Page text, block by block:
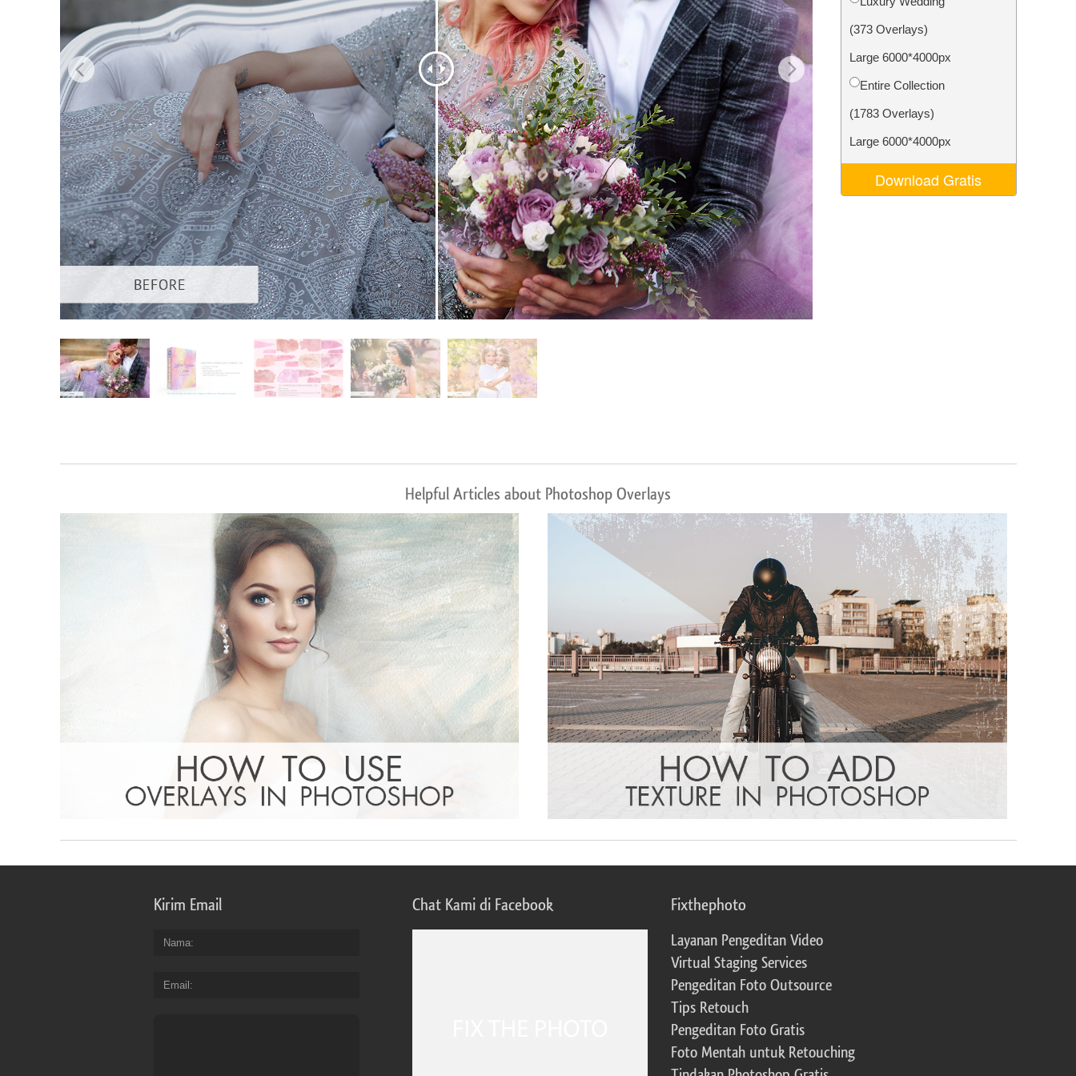
Layanan Perbaikan Produk Layanan Retouching Perhiasan Data Pelatihan AI Video Editing Services
(373 Overlays)
Large 6000*4000px
Entire Collection
(1783 Overlays)
Large 6000*4000px
Download Gratis
Helpful Articles about Photoshop Overlays
Kirim Email
Nama
Email
Chat Kami di Facebook Fixthephoto
Layanan Pengeditan Video
Virtual Staging Services
Pengeditan Foto Outsource
Tips Retouch
Pengeditan Foto Gratis
Foto Mentah untuk Retouching